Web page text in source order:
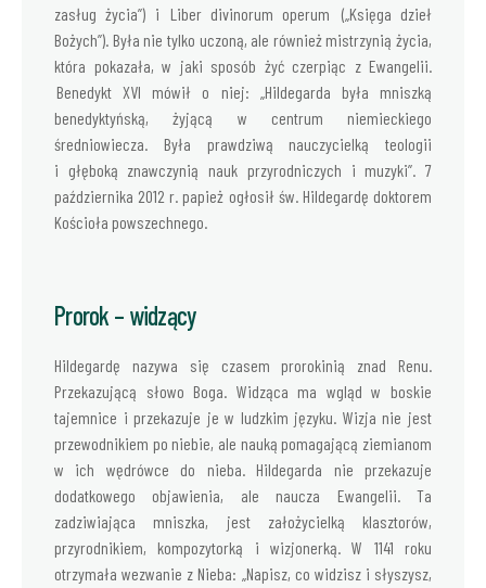
zasług życia”) i Liber divinorum operum („Księga dzieł
Bożych”). Była nie tylko uczoną, ale również mistrzynią życia,
która pokazała, w jaki sposób żyć czerpiąc z Ewangelii.
Benedykt XVI mówił o niej: „Hildegarda była mniszką
benedyktyńską, żyjącą w centrum niemieckiego
średniowiecza. Była prawdziwą nauczycielką teologii
i głęboką znawczynią nauk przyrodniczych i muzyki”. 7
października 2012 r. papież ogłosił św. Hildegardę doktorem
Kościoła powszechnego.
Prorok – widzący
Hildegardę nazywa się czasem prorokinią znad Renu.
Przekazującą słowo Boga. Widząca ma wgląd w boskie
tajemnice i przekazuje je w ludzkim języku. Wizja nie jest
przewodnikiem po niebie, ale nauką pomagającą ziemianom
w ich wędrówce do nieba. Hildegarda nie przekazuje
dodatkowego objawienia, ale naucza Ewangelii. Ta
zadziwiająca mniszka, jest założycielką klasztorów,
przyrodnikiem, kompozytorką i wizjonerką. W 1141 roku
otrzymała wezwanie z Nieba: „Napisz, co widzisz i słyszysz,